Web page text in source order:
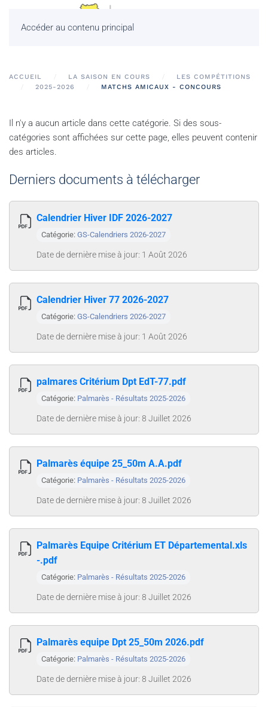
Accéder au contenu principal
ACCUEIL LA SAISON EN COURS
LES COMPÉTITIONS
2025-2026
MATCHS AMICAUX - CONCOURS
Il n'y a aucun article dans cette catégorie. Si des sous-
catégories sont affichées sur cette page, elles peuvent contenir
des articles.
Derniers documents à télécharger
Calendrier Hiver IDF 2026-2027
Catégorie: GS-Calendriers 2026-2027
Date de dernière mise à jour: 1 Août 2026
Calendrier Hiver 77 2026-2027
Catégorie: GS-Calendriers 2026-2027
Date de dernière mise à jour: 1 Août 2026
palmares Critérium Dpt EdT-77.pdf
Catégorie: Palmarès - Résultats 2025-2026
Date de dernière mise à jour: 8 Juillet 2026
Palmarès équipe 25_50m A.A.pdf
Catégorie: Palmarès - Résultats 2025-2026
Date de dernière mise à jour: 8 Juillet 2026
Palmarès Equipe Critérium ET Départemental.xls
-.pdf
Catégorie: Palmarès - Résultats 2025-2026
Date de dernière mise à jour: 8 Juillet 2026
Palmarès equipe Dpt 25_50m 2026.pdf
Catégorie: Palmarès - Résultats 2025-2026
Date de dernière mise à jour: 8 Juillet 2026